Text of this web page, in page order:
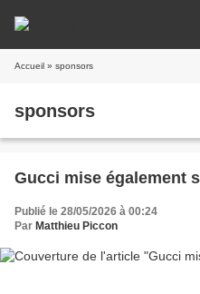
Accueil » sponsors
sponsors
Gucci mise également
Publié le 28/05/2026 à 00:24
Par Matthieu Piccon